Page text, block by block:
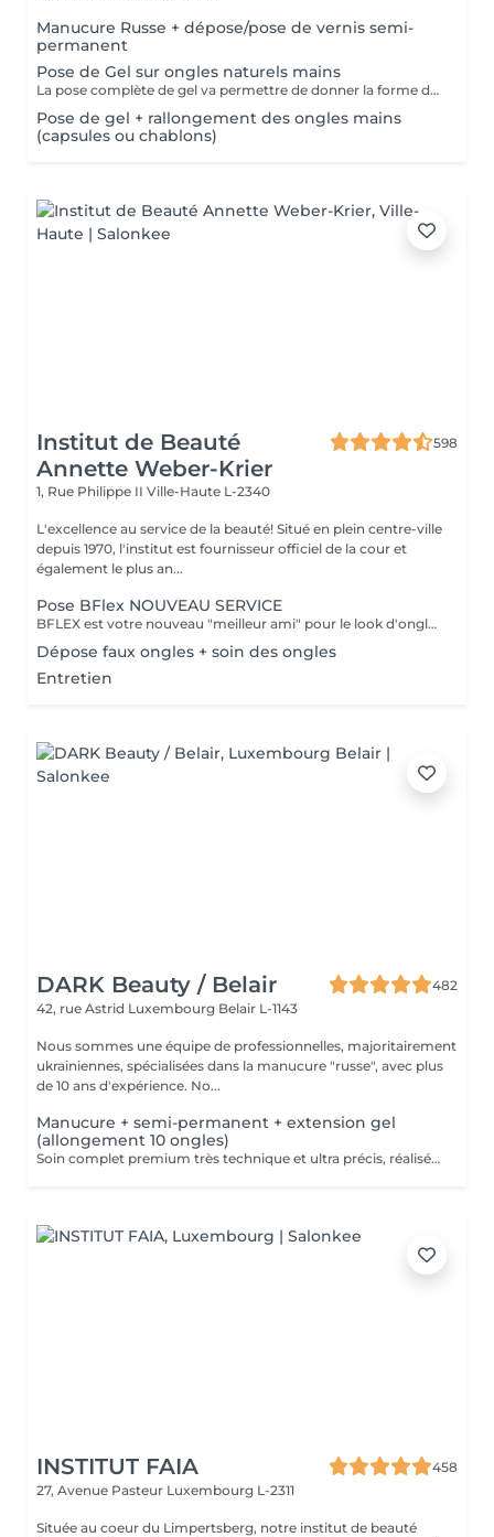
Manucure Russe + dépose/pose de vernis semi-
permanent
Pose de Gel sur ongles naturels mains
La pose complète de gel va permettre de donner la forme désirée en rallongeant (ou pas) les ongles (préalablement préparés) soit par la technique du chablon (rallongement au gel) soit par les capsules. Ensuite vient la pose du gel qui sera façonné et enfin la pose de la couleur ou de la French.
Pose de gel + rallongement des ongles mains
(capsules ou chablons)
Institut de Beauté
Annette Weber-Krier
598
1, Rue Philippe II Ville-Haute L-2340
L'excellence au service de la beauté! Situé en plein centre-ville
depuis 1970, l'institut est fournisseur officiel de la cour et
également le plus an...
Pose BFlex NOUVEAU SERVICE
BFLEX est votre nouveau "meilleur ami" pour le look d'ongles courts et naturels que tous les clients recherchent ! Il s'agit d'une Babymanucure avec la pose d'un gel intelligent 4-en-1 avec lequel vous avez : Base-Construction-Teinte-Finition ! I C'est une prestation inédite et tendance !
Dépose faux ongles + soin des ongles
Entretien
DARK Beauty / Belair
482
42, rue Astrid Luxembourg Belair L-1143
Nous sommes une équipe de professionnelles, majoritairement
ukrainiennes, spécialisées dans la manucure "russe", avec plus
de 10 ans d'expérience. No...
Manucure + semi-permanent + extension gel
(allongement 10 ongles)
Soin complet premium très technique et ultra précis, réalisé principalement à la ponceuse afin d'obtenir un contour d'ongle parfaitement net et une application du vernis au plus près, voire légèrement sous la cuticule. Cette technique permet de retarder visuellement la repousse d'environ 10 jours. Résultat visuel : -Ongles extrêmement soignés, contours nets, forme impeccable -Effet Instagram / photo studio : propre, précis, sans petites peaux apparentes Pendant ce service, nous augmenterons également la longueur de vos ongles en utilisant du gel spécialisé, garantissant un résultat naturel et magnifique. Cette 'EXTENSION' ne nécessite qu'une seule intervention, après quoi les rendez-vous ultérieurs seront désignés comme 'Manucure + vernis semi-permanent + renforcement gel (ongles longs ou cassants)'. -Tenue moyenne : Jusqu'à 4 semaines !!!! Contenu de la prestation : -Dépose de l'ancien vernis semi-permanent et/ou gel (si besoin, déjà inclus dans ce prix/service) -Préparation très minutieuse de la plaque de l'ongle -Elimination des peaux mortes -Façonner et limer les ongles -Traitement délicat des cuticules -Extension et renforcement des ongles en gel -Correction de la forme de l'ongle -Application du vernis semi-permanent -Application d'huile pour cuticules et de crème pour les main Optionnel : -EXTENSION longueur supérieure au 4ème marquage -> +20€ (réservez svp "AVEC décoration complexe" dans ce cas) -Prix par ongle pour décoration jusqu'à 5 ongles (réservez svp "AVEC décoration simple" dans ce cas) +3€ par ongle -Prix pour décoration simple (French, Chrome, Baby Boomer, Cat Eyes, Stickers, Foil) 6-10 ongles -> +20€ -Prix pour décoration complexe (3D, Dessins à la mains, Stamping, French avec Chrome, Baby Boomer avec Chrome, French avec Cat Eyes) 6-10 ongles -> +30€
INSTITUT FAIA
458
27, Avenue Pasteur Luxembourg L-2311
Située au coeur du Limpertsberg, notre institut de beauté